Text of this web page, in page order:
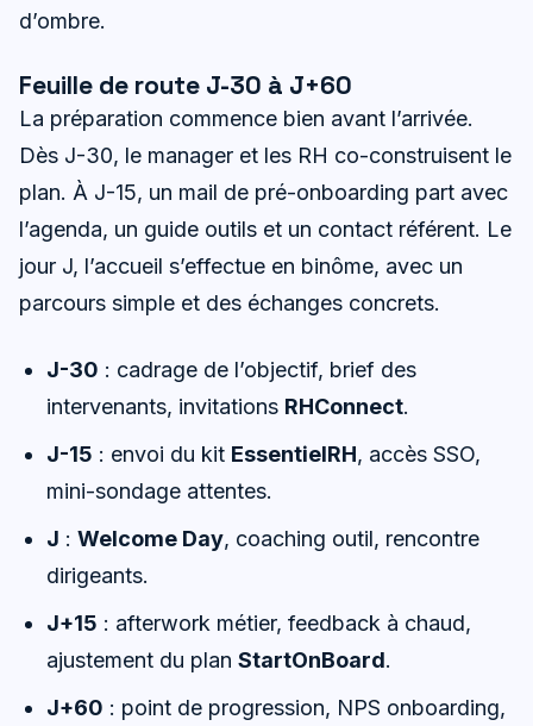
d’ombre.
Feuille de route J-30 à J+60
La préparation commence bien avant l’arrivée.
Dès J-30, le manager et les RH co-construisent le
plan. À J-15, un mail de pré-onboarding part avec
l’agenda, un guide outils et un contact référent. Le
jour J, l’accueil s’effectue en binôme, avec un
parcours simple et des échanges concrets.
J-30 : cadrage de l’objectif, brief des
intervenants, invitations RHConnect.
J-15 : envoi du kit EssentielRH, accès SSO,
mini-sondage attentes.
J :Welcome Day, coaching outil, rencontre
dirigeants.
J+15 : afterwork métier, feedback à chaud,
ajustement du planStartOnBoard.
J+60 : point de progression, NPS onboarding,